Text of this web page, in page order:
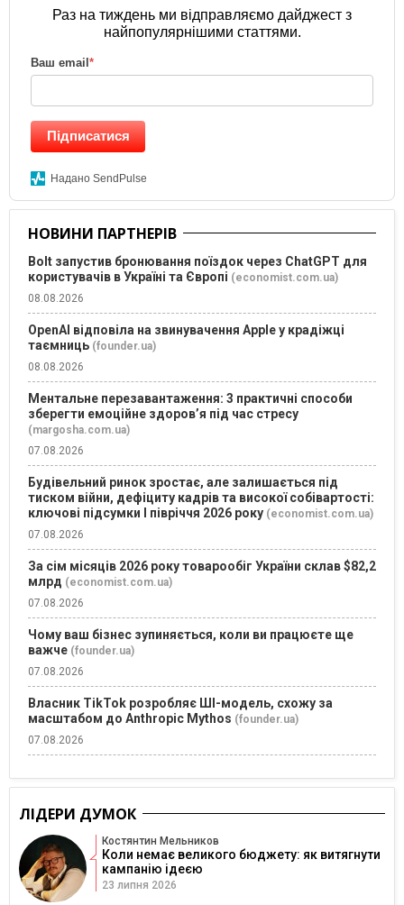
Раз на тиждень ми відправляємо дайджест з
найпопулярнішими статтями.
Ваш email *
Підписатися
Надано SendPulse
НОВИНИ ПАРТНЕРІВ
Bolt запустив бронювання поїздок через ChatGPT для
користувачів в Україні та Європі (economist.com.ua)
08.08.2026
OpenAI відповіла на звинувачення Apple у крадіжці
таємниць (founder.ua)
08.08.2026
Ментальне перезавантаження: 3 практичні способи
зберегти емоційне здоров’я під час стресу
(margosha.com.ua)
07.08.2026
Будівельний ринок зростає, але залишається під
тиском війни, дефіциту кадрів та високої собівартості:
ключові підсумки І півріччя 2026 року (economist.com.ua)
07.08.2026
За сім місяців 2026 року товарообіг України склав $82,2
млрд (economist.com.ua)
07.08.2026
Чому ваш бізнес зупиняється, коли ви працюєте ще
важче (founder.ua)
07.08.2026
Власник TikTok розробляє ШІ-модель, схожу за
масштабом до Anthropic Mythos (founder.ua)
07.08.2026
ЛІДЕРИ ДУМОК
Костянтин Мельников
Коли немає великого бюджету: як витягнути
кампанію ідеєю
23 липня 2026